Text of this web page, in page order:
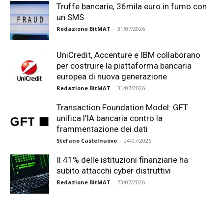
Truffe bancarie, 36mila euro in fumo con
un SMS
Redazione BitMAT - 31/07/2026
UniCredit, Accenture e IBM collaborano
per costruire la piattaforma bancaria
europea di nuova generazione
Redazione BitMAT - 31/07/2026
Transaction Foundation Model: GFT
unifica l’IA bancaria contro la
frammentazione dei dati
Stefano Castelnuovo - 24/07/2026
Il 41% delle istituzioni finanziarie ha
subito attacchi cyber distruttivi
Redazione BitMAT - 23/07/2026